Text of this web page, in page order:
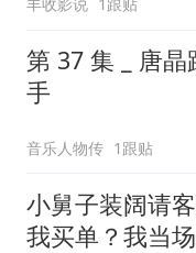
第 37 集 _ 唐晶跟贺涵分
手
音乐人物传 1跟贴
小舅子装阔请
我买单？我当